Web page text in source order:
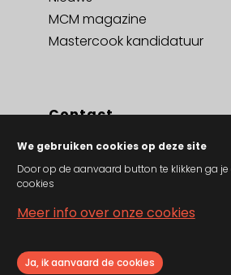
MCM magazine
Mastercook kandidatuur
Contact
Contact
Privacy policy en cookies
Algemene
We gebruiken cookies op deze site
Door op de aanvaard button te klikken ga
cookies
Meer info over onze cookies
Ja, ik aanvaard de cookies